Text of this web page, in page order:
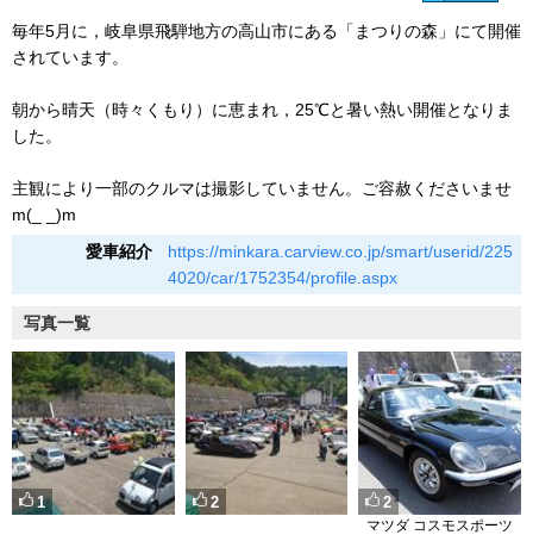
毎年5月に，岐阜県飛騨地方の高山市にある「まつりの森」にて開催
されています。
朝から晴天（時々くもり）に恵まれ，25℃と暑い熱い開催となりま
した。
主観により一部のクルマは撮影していません。ご容赦くださいませ
m(_ _)m
愛車紹介
https://minkara.carview.co.jp/smart/userid/225
4020/car/1752354/profile.aspx
写真一覧
1 2
2
マツダ コスモスポーツ